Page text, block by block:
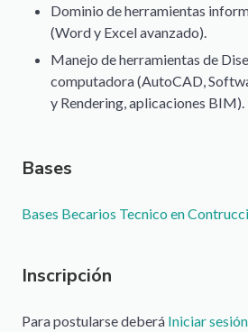
Dominio de herramientas
(Word y Excel avanzado).
Manejo de herramientas de
computadora (AutoCAD,
y Rendering, aplicaciones BIM).
Bases
Documento
Bases Becarios Tecnico en
Inscripción
Para postularse deberá Iniciar sesión